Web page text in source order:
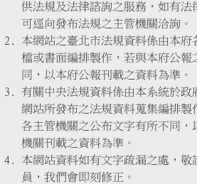
供法規及法律諮詢之服務，如有法
可逕向發布法規之主管機關洽詢。
本網站之臺北市法規資料係由本府
檔或書面編排製作，若與本府公報
同，以本府公報刊載之資料為準。
有關中央法規資料係由本系統於政
網站所發布之法規資料蒐集編排製
各主管機關之公布文字有所不同，
機關刊載之資料為準。
本網站資料如有文字疏漏之處，敬
員，我們會即刻修正。